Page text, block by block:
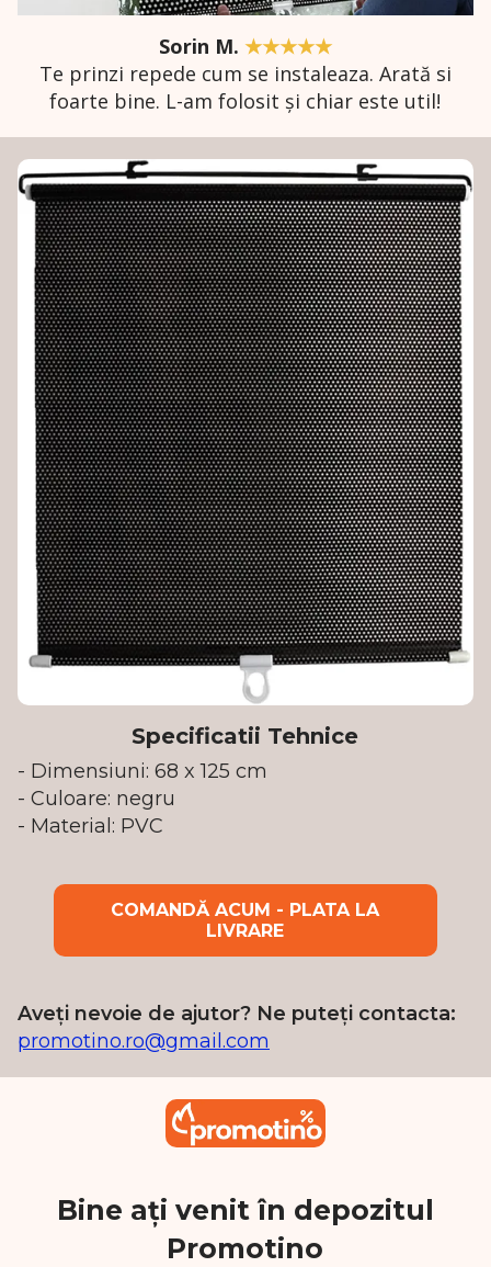
Sorin M. ★★★★★
Te prinzi repede cum se instaleaza. Arată si
foarte bine. L-am folosit și chiar este util!
Specificatii Tehnice
- Dimensiuni: 68 x 125 cm
- Culoare: negru
- Material: PVC
COMANDĂ ACUM - PLATA LA
LIVRARE
Aveți nevoie de ajutor? Ne puteți contacta:
promotino.ro@gmail.com
Bine ați venit în depozitul
Promotino